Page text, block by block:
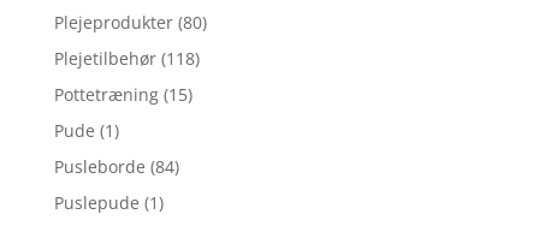
Plejeprodukter (80)
Plejetilbehør (118)
Pottetræning (15)
Pude (1)
Pusleborde (84)
Puslepude (1)